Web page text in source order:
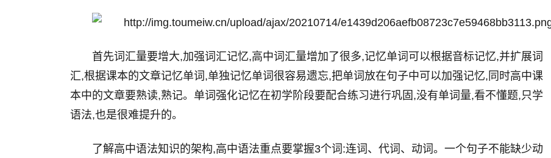
首先词汇量要增大,加强词汇记忆,高中词汇量增加了很多,记忆单词可以根据音标记忆,并扩展词
汇,根据课本的文章记忆单词,单独记忆单词很容易遗忘,把单词放在句子中可以加强记忆,同时高中课
本中的文章要熟读,熟记。单词强化记忆在初学阶段要配合练习进行巩固,没有单词量,看不懂题,只学
语法,也是很难提升的。
了解高中语法知识的架构,高中语法重点要掌握3个词:连词、代词、动词。一个句子不能缺少动